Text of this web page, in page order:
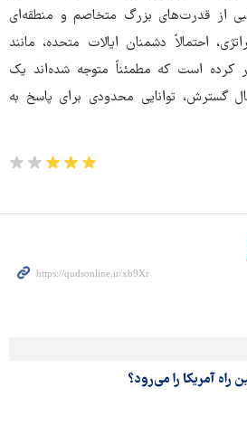
از قدرت‌های بزرگ متخاصم و منطقه‌ای
احتمالاً دشمنان ایالات متحده، مانند
کرده است که مطمئناً متوجه شده‌اند یک
گسترش، توانایی محدودی برای پاسخ به
راه آمریکا را می‌رود؟